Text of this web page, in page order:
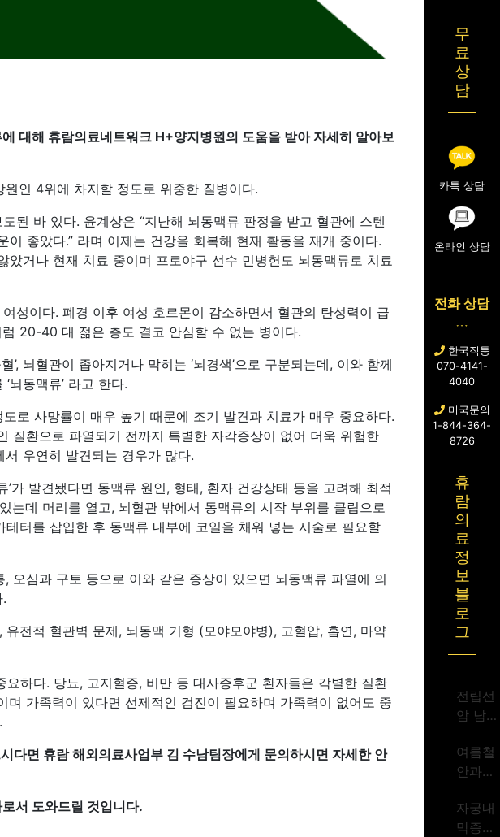
대해 휴람의료네트워크 H+양지병원의 도움을 받아 자세히 알아보
인 4위에 차지할 정도로 위중한 질병이다.
된 바 있다. 윤계상은 “지난해 뇌동맥류 판정을 받고 혈관에 스텐
좋았다.” 라며 이제는 건강을 회복해 현재 활동을 재개 중이다.
거나 현재 치료 중이며 프로야구 선수 민병헌도 뇌동맥류로 치료
성이다. 폐경 이후 여성 호르몬이 감소하면서 혈관의 탄성력이 급
20-40 대 젊은 층도 결코 안심할 수 없는 병이다.
뇌혈관이 좁아지거나 막히는 ‘뇌경색’으로 구분되는데, 이와 함께
뇌동맥류’ 라고 한다.
로 사망률이 매우 높기 때문에 조기 발견과 치료가 매우 중요하다.
질환으로 파열되기 전까지 특별한 자각증상이 없어 더욱 위험한
우연히 발견되는 경우가 많다.
가 발견됐다면 동맥류 원인, 형태, 환자 건강상태 등을 고려해 최적
데 머리를 열고, 뇌혈관 밖에서 동맥류의 시작 부위를 클립으로
터를 삽입한 후 동맥류 내부에 코일을 채워 넣는 시술로 필요할
오심과 구토 등으로 이와 같은 증상이 있으면 뇌동맥류 파열에 의
전적 혈관벽 문제, 뇌동맥 기형 (모야모야병), 고혈압, 흡연, 마약
하다. 당뇨, 고지혈증, 비만 등 대사증후군 환자들은 각별한 질환
가족력이 있다면 선제적인 검진이 필요하며 가족력이 없어도 중
다면 휴람 해외의료사업부 김 수남팀장에게 문의하시면 자세한 안
서 도와드릴 것입니다.
무
료
상
담
카톡 상담
온라인 상담
전화 상담
한국직통
070-4141-
4040
미국문의
1-844-364-
8726
휴
람
의
료
정
보
블
로
그
전립선
암 남성
시대
여름철
안과질
자궁내
막증식